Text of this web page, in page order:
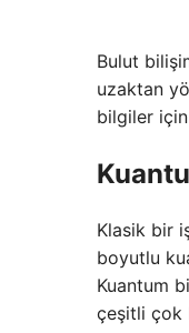
Bulut
uzaktan
bilgiler
Klasik bir
boyutlu
Kuantum
çeşitli çok